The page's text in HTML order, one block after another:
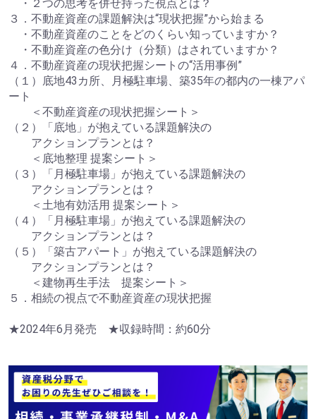
・２つの思考を併せ持った視点とは？
３．不動産資産の課題解決は“現状把握”から始まる
・不動産資産のことをどのくらい知っていますか？
・不動産資産の色分け（分類）はされていますか？
４．不動産資産の現状把握シートの“活用事例”
（１）底地43カ所、月極駐車場、築35年の都内の一棟アパ
ート
＜不動産資産の現状把握シート＞
（２）「底地」が抱えている課題解決の
アクションプランとは？
＜底地整理 提案シート＞
（３）「月極駐車場」が抱えている課題解決の
アクションプランとは？
＜土地有効活用 提案シート＞
（４）「月極駐車場」が抱えている課題解決の
アクションプランとは？
（５）「築古アパート」が抱えている課題解決の
アクションプランとは？
＜建物再生手法 提案シート＞
５．相続の視点で不動産資産の現状把握
★2024年6月発売 ★収録時間：約60分